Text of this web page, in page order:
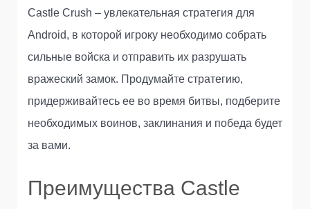
Castle Crush – увлекательная стратегия для
Android, в которой игроку необходимо собрать
сильные войска и отправить их разрушать
вражеский замок. Продумайте стратегию,
придерживайтесь ее во время битвы, подберите
необходимых воинов, заклинания и победа будет
за вами.
Преимущества Castle